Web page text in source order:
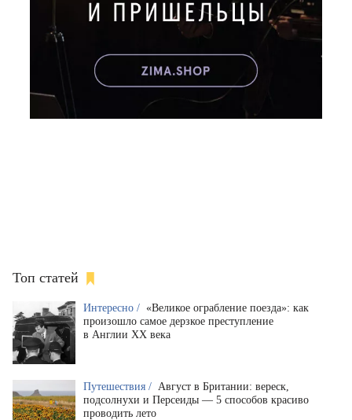
Топ статей
Интересно / «Великое ограбление поезда»: как
произошло самое дерзкое преступление
в Англии XX века
Путешествия / Август в Британии: вереск,
подсолнухи и Персеиды — 5 способов красиво
проводить лето